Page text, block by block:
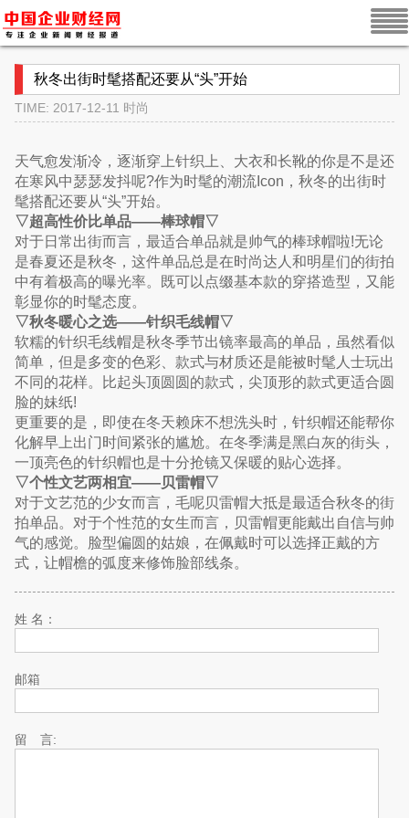
秋冬出街时髦搭配还要从“头”开始
TIME: 2017-12-11 时尚
天气愈发渐冷，逐渐穿上针织上、大衣和长靴的你是不是还
在寒风中瑟瑟发抖呢?作为时髦的潮流Icon，秋冬的出街时
髦搭配还要从“头”开始。
▽超高性价比单品——棒球帽▽
对于日常出街而言，最适合单品就是帅气的棒球帽啦!无论
是春夏还是秋冬，这件单品总是在时尚达人和明星们的街拍
中有着极高的曝光率。既可以点缀基本款的穿搭造型，又能
彰显你的时髦态度。
▽秋冬暖心之选——针织毛线帽▽
软糯的针织毛线帽是秋冬季节出镜率最高的单品，虽然看似
简单，但是多变的色彩、款式与材质还是能被时髦人士玩出
不同的花样。比起头顶圆圆的款式，尖顶形的款式更适合圆
脸的妹纸!
更重要的是，即使在冬天赖床不想洗头时，针织帽还能帮你
化解早上出门时间紧张的尴尬。在冬季满是黑白灰的街头，
一顶亮色的针织帽也是十分抢镜又保暖的贴心选择。
▽个性文艺两相宜——贝雷帽▽
对于文艺范的少女而言，毛呢贝雷帽大抵是最适合秋冬的街
拍单品。对于个性范的女生而言，贝雷帽更能戴出自信与帅
气的感觉。脸型偏圆的姑娘，在佩戴时可以选择正戴的方
式，让帽檐的弧度来修饰脸部线条。
姓 名：
邮箱
留 言: